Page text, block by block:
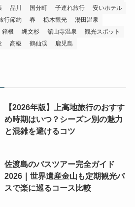
品川 国分町 子連れ旅行
安いホテル
行節約 春 栃木観光
湯田温泉
箱根 縄文杉 舘山寺温泉
観光スポット
高級 鶴仙渓 鹿児島
【2026年版】上高地旅行のおすす
め時期はいつ？シーズン別の魅力
と混雑を避けるコツ
佐渡島のバスツアー完全ガイド
2026｜世界遺産金山も定期観光バ
スで楽に巡るコース比較